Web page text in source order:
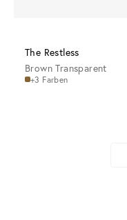
The Restless
Brown Transparent
+3 Farben